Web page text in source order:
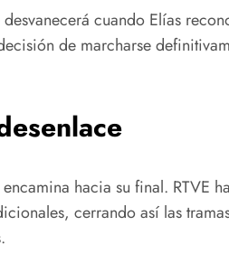
cuando Elías
de marcharse
hacia su final. RTVE
cerrando así las